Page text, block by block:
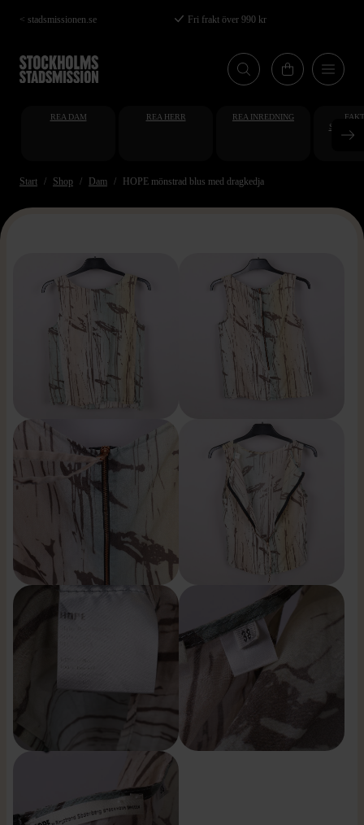
Hoppa
till
huvudinnehåll
< stadsmissionen.se Fri frakt över 990 kr
REA DAM REA HERR REA INREDNING
Start Shop Dam HOPE mönstrad blus med dragkedja